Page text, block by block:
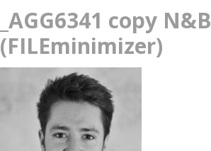
_AGG6341 copy N&B
(FILEminimizer)